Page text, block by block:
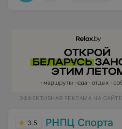
ЭФФЕКТИВНАЯ РЕКЛАМА НА САЙТЕ
3.5 РНПЦ Спорта